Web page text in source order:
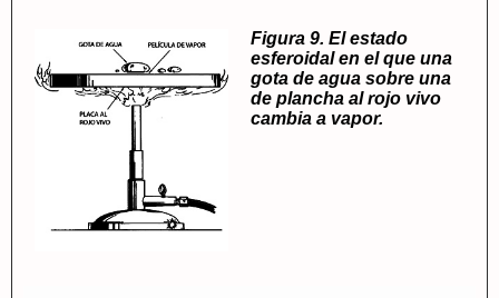
Figura 9. El estado
esferoidal en el que una
gota de agua sobre una
de plancha al rojo vivo
cambia a vapor.